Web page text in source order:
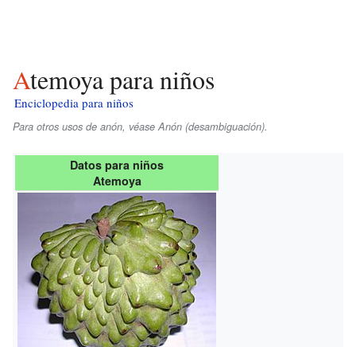
Atemoya para niños
Enciclopedia para niños
Para otros usos de anón, véase Anón (desambiguación).
Datos para niños
Atemoya